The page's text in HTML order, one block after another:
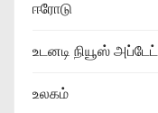
ஈரோடு
உடனடி நியூஸ் அப்டேட்
உலகம்